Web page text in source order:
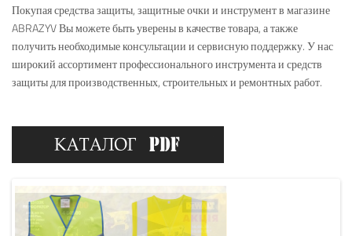
Покупая средства защиты, защитные очки и инструмент в магазине
ABRAZYV Вы можете быть уверены в качестве товара, а также
получить необходимые консультации и сервисную поддержку. У нас
широкий ассортимент профессионального инструмента и средств
защиты для производственных, строительных и ремонтных работ.